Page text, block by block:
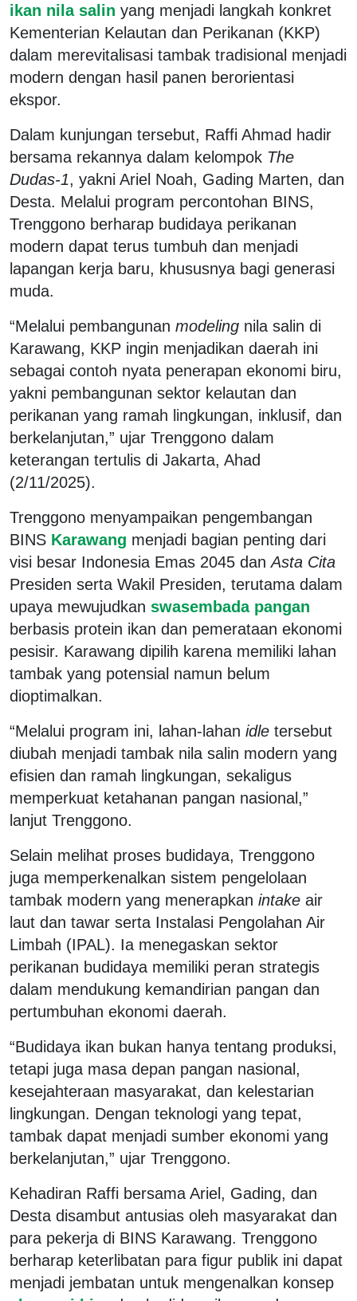
ikan nila salin yang menjadi langkah konkret
Kementerian Kelautan dan Perikanan (KKP)
dalam merevitalisasi tambak tradisional menjadi
modern dengan hasil panen berorientasi
ekspor.
Dalam kunjungan tersebut, Raffi Ahmad hadir
bersama rekannya dalam kelompok The
Dudas-1, yakni Ariel Noah, Gading Marten, dan
Desta. Melalui program percontohan BINS,
Trenggono berharap budidaya perikanan
modern dapat terus tumbuh dan menjadi
lapangan kerja baru, khususnya bagi generasi
muda.
“Melalui pembangunan modeling nila salin di
Karawang, KKP ingin menjadikan daerah ini
sebagai contoh nyata penerapan ekonomi biru,
yakni pembangunan sektor kelautan dan
perikanan yang ramah lingkungan, inklusif, dan
berkelanjutan,” ujar Trenggono dalam
keterangan tertulis di Jakarta, Ahad
(2/11/2025).
Trenggono menyampaikan pengembangan
BINS Karawang menjadi bagian penting dari
visi besar Indonesia Emas 2045 danAsta Cita
Presiden serta Wakil Presiden, terutama dalam
upaya mewujudkan swasembada pangan
berbasis protein ikan dan pemerataan ekonomi
pesisir. Karawang dipilih karena memiliki lahan
tambak yang potensial namun belum
dioptimalkan.
“Melalui program ini, lahan-lahan idle tersebut
diubah menjadi tambak nila salin modern yang
efisien dan ramah lingkungan, sekaligus
memperkuat ketahanan pangan nasional,”
lanjut Trenggono.
Selain melihat proses budidaya, Trenggono
juga memperkenalkan sistem pengelolaan
tambak modern yang menerapkan intake air
laut dan tawar serta Instalasi Pengolahan Air
Limbah (IPAL). Ia menegaskan sektor
perikanan budidaya memiliki peran strategis
dalam mendukung kemandirian pangan dan
pertumbuhan ekonomi daerah.
“Budidaya ikan bukan hanya tentang produksi,
tetapi juga masa depan pangan nasional,
kesejahteraan masyarakat, dan kelestarian
lingkungan. Dengan teknologi yang tepat,
tambak dapat menjadi sumber ekonomi yang
berkelanjutan,” ujar Trenggono.
Kehadiran Raffi bersama Ariel, Gading, dan
Desta disambut antusias oleh masyarakat dan
para pekerja di BINS Karawang. Trenggono
berharap keterlibatan para figur publik ini dapat
menjadi jembatan untuk mengenalkan konsep